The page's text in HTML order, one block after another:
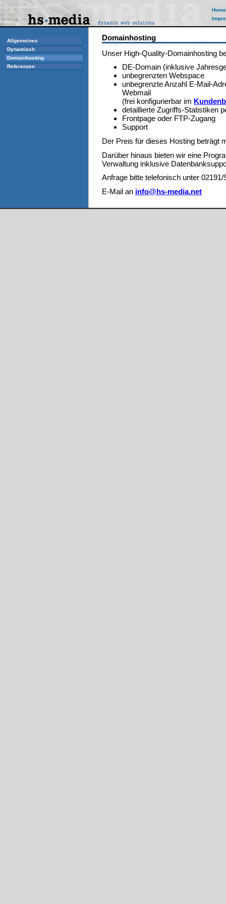
Home
Allgemeines
Dynamisch
Domainhosting
Referenzen
Domainhosting
Unser High-Quality-Domainhosting
DE-Domain (inklusive
unbegrenzten Webspace
unbegrenzte Anzahl E-Mail-
Webmail
(frei konfigurierbar im
detaillierte Zugriffs-Statistiken
Frontpage oder FTP-Zugang
Support
Der Preis für dieses Hosting beträgt
Darüber hinaus bieten wir eine
Verwaltung inklusive
Anfrage bitte telefonisch unter
E-Mail an info@hs-media.net